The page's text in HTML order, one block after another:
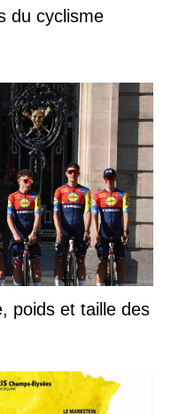
du cyclisme
poids et taille des